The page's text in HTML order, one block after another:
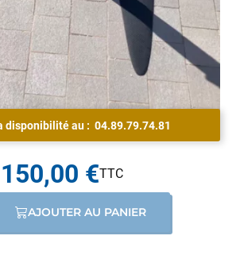
disponibilité au : 04.89.79.74.81
150,00 €
AJOUTER AU PANIER